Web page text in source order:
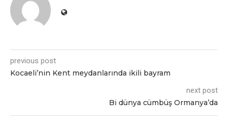
previous post
Kocaeli’nin Kent meydanlarında ikili bayram
next post
Bi dünya cümbüş Ormanya’da